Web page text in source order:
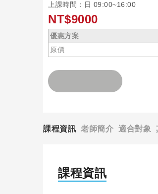
上課時間：日 09:00~16:00
NT$9000
優惠方案
原價
課程資訊 老師簡介 適合對象
課程資訊